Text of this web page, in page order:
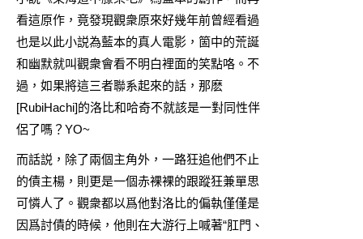
看這原作，竟發現觀衆原來好幾年前曾經看過
也是以此小説為藍本的真人電影，箇中的荒誕
和幽默就叫觀衆會看不明白裡面的笑點咯。不
過，如果將這三者聯系起來的話，那麽
[RubiHachi]的洛比和哈奇不就該是一對同性伴
侶了嗎？YO~
而話説，除了兩個主角外，一路狂追他們不止
的債主楊，則更是一個赤裸裸的跟蹤狂兼單思
可憐人了。觀衆都以爲他對洛比的偏執僅僅是
因爲討債的時候，他則在大游行上喊著“肛門、